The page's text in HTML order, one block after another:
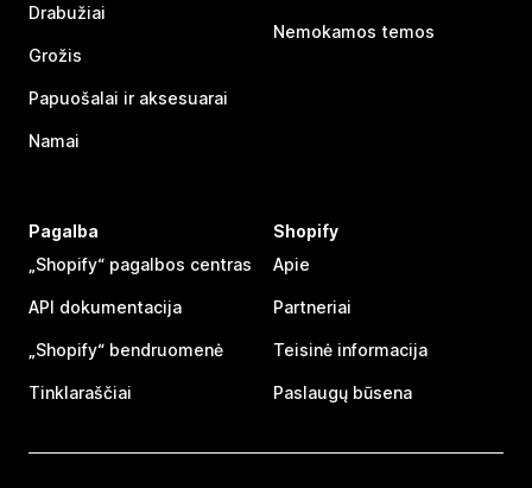
Drabužiai
Grožis
Papuošalai ir aksesuarai
Namai
Nemokamos temos
Pagalba
„Shopify“ pagalbos centras
API dokumentacija
„Shopify“ bendruomenė
Tinklaraščiai
Shopify
Apie
Partneriai
Teisinė informacija
Paslaugų būsena